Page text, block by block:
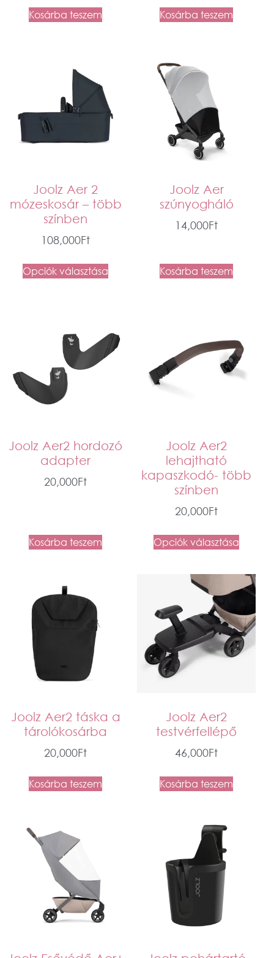
Kosárba teszem Kosárba teszem
Joolz Aer 2
mózeskosár – több
színben
108,000Ft
Opciók választása
Joolz Aer
szúnyogháló
14,000Ft
Kosárba teszem
Joolz Aer2 hordozó
adapter
20,000Ft
Kosárba teszem
Joolz Aer2
lehajtható
kapaszkodó- több
színben
20,000Ft
Opciók választása
Joolz Aer2 táska a
tárolókosárba
20,000Ft
Kosárba teszem
Joolz Aer2
testvérfellépő
46,000Ft
Kosárba teszem